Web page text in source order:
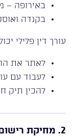
באירופה –
בקנדה
עורך דין פלילי
לאתר את
לעבוד עם
להכין תיק
2. מחיקת רישום פלילי (Expungement / Sealing)